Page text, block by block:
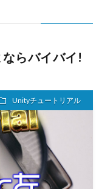
ならバイバイ!
Unityチュートリアル